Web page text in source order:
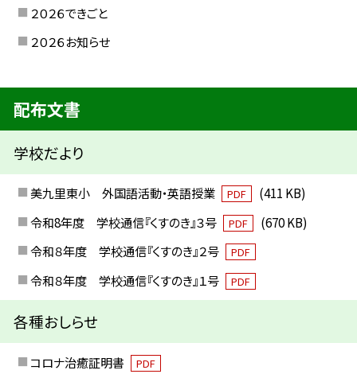
２０２６できごと
２０２６お知らせ
配布文書
学校だより
美九里東小 外国語活動・英語授業 PDF
(411 KB)
令和8年度 学校通信『くすのき』３号
PDF
(670 KB)
令和８年度 学校通信『くすのき』２号
PDF
令和８年度 学校通信『くすのき』１号 PDF
各種おしらせ
コロナ治癒証明書 PDF